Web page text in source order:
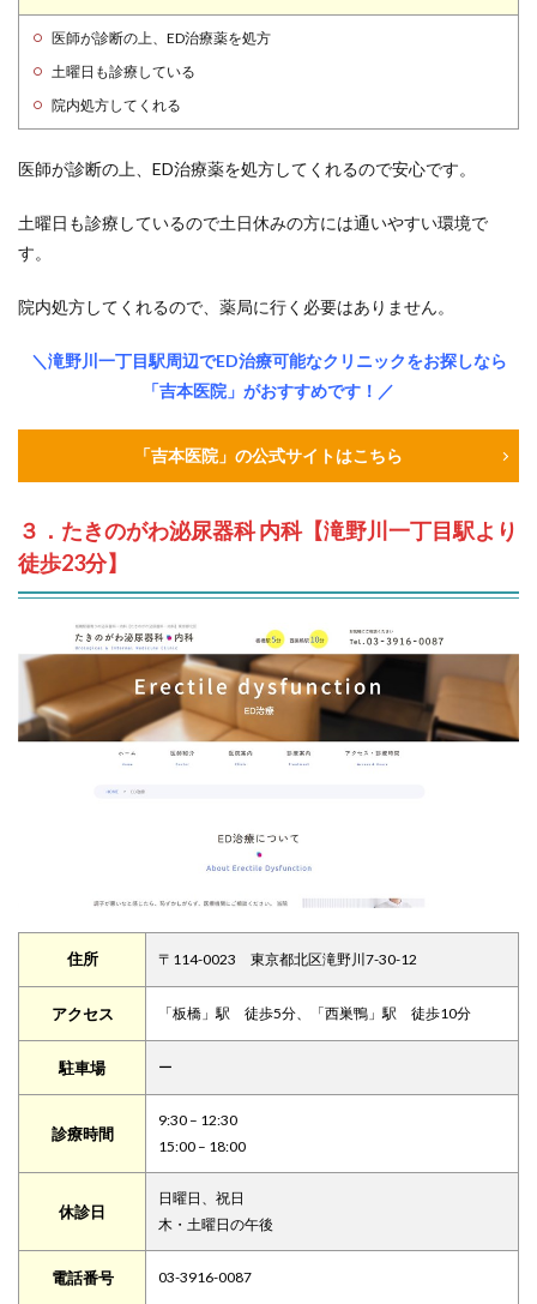
医師が診断の上、ED治療薬を処方
土曜日も診療している
院内処方してくれる
医師が診断の上、ED治療薬を処方してくれるので安心です。
土曜日も診療しているので土日休みの方には通いやすい環境で
す。
院内処方してくれるので、薬局に行く必要はありません。
＼滝野川一丁目駅周辺でED治療可能なクリニックをお探しなら
「吉本医院」がおすすめです！／
「吉本医院」の公式サイトはこちら
３．たきのがわ泌尿器科 内科【滝野川一丁目駅より
徒歩23分】
住所 〒114-0023 東京都北区滝野川7-30-12
アクセス 「板橋」駅 徒歩5分、「西巣鴨」駅 徒歩10分
駐車場 ー
診療時間
9:30 – 12:30
15:00 – 18:00
休診日
日曜日、祝日
木・土曜日の午後
電話番号 03-3916-0087